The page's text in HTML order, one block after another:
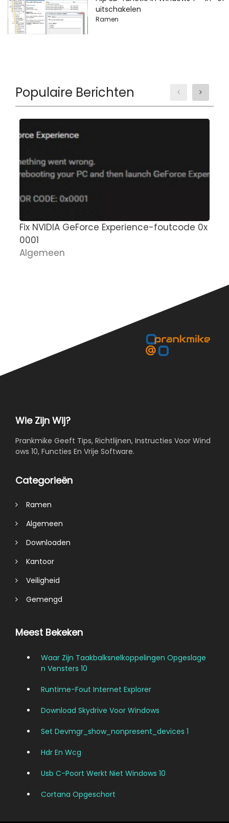
uitschakelen
Ramen
Populaire Berichten
Fix NVIDIA GeForce Experience-foutcode 0x
0001
Algemeen
Wie Zijn Wij?
Prankmike Geeft Tips, Richtlijnen, Instructies Voor Wind
ows 10, Functies En Vrije Software.
Categorieën
Ramen
Algemeen
Downloaden
Kantoor
Veiligheid
Gemengd
Meest Bekeken
Waar Zijn Taakbalksnelkoppelingen Opgeslage
N Vensters 10
Runtime-Fout Internet Explorer
Download Skydrive Voor Windows
Set Devmgr_show_nonpresent_devices 1
Hdr En Wcg
Usb C-Poort Werkt Niet Windows 10
Cortana Opgeschort